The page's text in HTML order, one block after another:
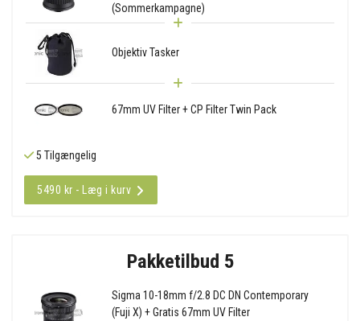
(Sommerkampagne)
Objektiv Tasker
67mm UV Filter + CP Filter Twin Pack
5 Tilgængelig
5490 kr - Læg i kurv
Pakketilbud 5
Sigma 10-18mm f/2.8 DC DN Contemporary
(Fuji X) + Gratis 67mm UV Filter